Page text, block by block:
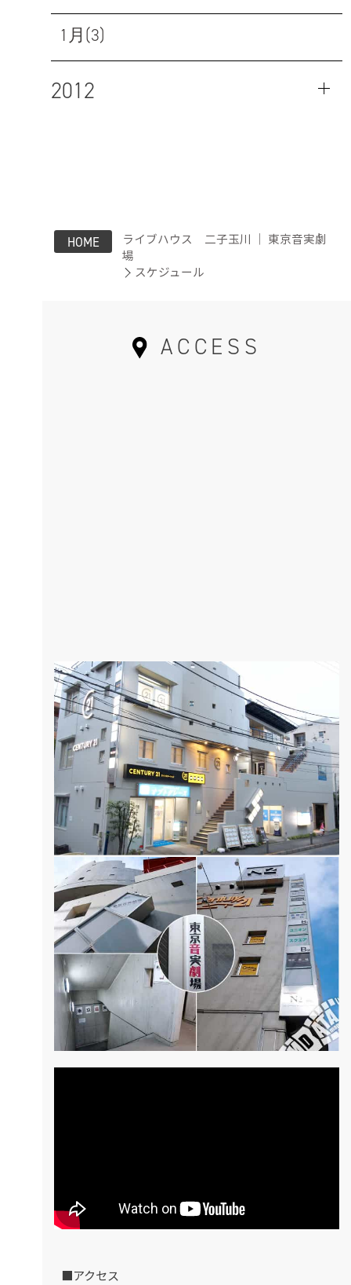
1月(3)
2012
HOME
ライブハウス 二子玉川 ｜ 東京音実劇
場
スケジュール
ACCESS
■アクセス